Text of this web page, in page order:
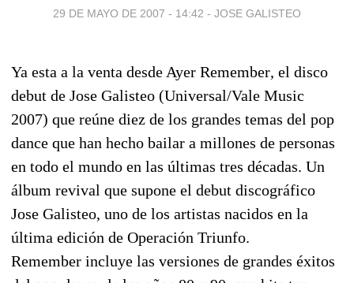
29 DE MAYO DE 2007 - 14:42 - JOSE GALISTEO
Ya esta a la venta desde Ayer Remember, el disco
debut de Jose Galisteo (Universal/Vale Music
2007) que reúne diez de los grandes temas del pop
dance que han hecho bailar a millones de personas
en todo el mundo en las últimas tres décadas. Un
álbum revival que supone el debut discográfico
Jose Galisteo, uno de los artistas nacidos en la
última edición de Operación Triunfo.
Remember incluye las versiones de grandes éxitos